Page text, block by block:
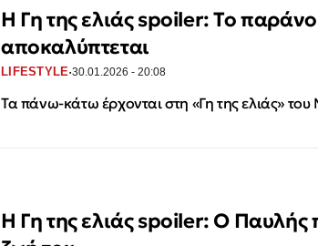
Η Γη της ελιάς spoiler: Το
αποκαλύπτεται
LIFESTYLE·30.01.2026 - 20:08
Τα πάνω-κάτω έρχονται στη «Γη της ελιάς»
Η Γη της ελιάς spoiler: Ο Παυλής